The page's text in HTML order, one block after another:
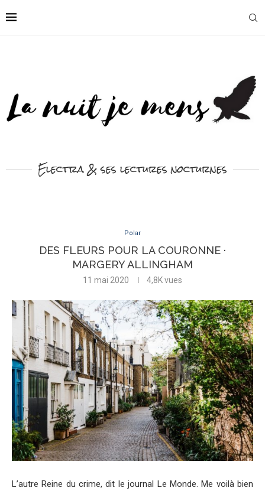
Electra & ses lectures nocturnes
Polar
DES FLEURS POUR LA COURONNE ·
MARGERY ALLINGHAM
11 mai 2020 4,8Kvues
L’autre Reine du crime, dit le journal Le Monde. Me voilà bien